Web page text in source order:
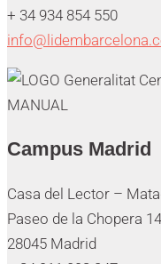
+ 34 934 854 550
Campus Madrid
Casa del Lector –
Paseo de la Chopera 14
28045 Madrid